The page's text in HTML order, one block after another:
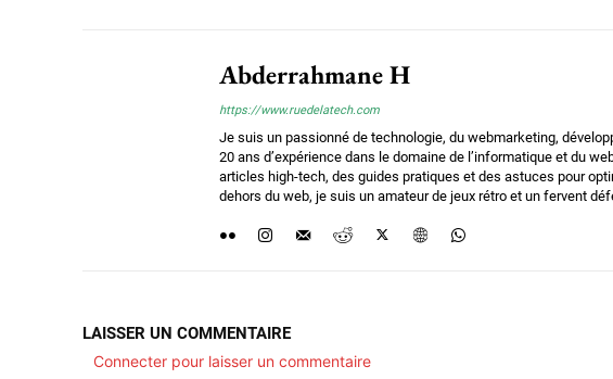
Abderrahmane H
https://www.ruedelatech.com
Je suis un passionné de technologie, du webmarketing,
20 ans d’expérience dans le domaine de l’informatique et du
articles high-tech, des guides pratiques et des astuces pour
dehors du web, je suis un amateur de jeux rétro et un fervent
LAISSER UN COMMENTAIRE
Connecter pour laisser un commentaire